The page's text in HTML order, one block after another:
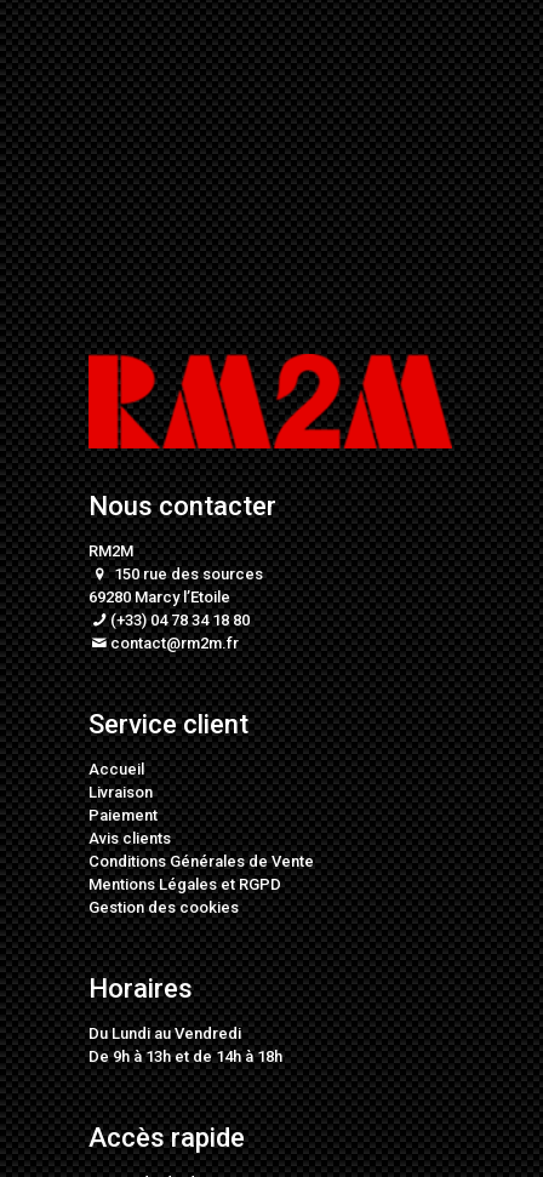
Nous contacter
RM2M
150 rue des sources
69280 Marcy l’Etoile
(+33) 04 78 34 18 80
contact@rm2m.fr
Service client
Accueil
Livraison
Paiement
Avis clients
Conditions Générales de Vente
Mentions LégalesetRGPD
Gestion des cookies
Horaires
Du Lundi au Vendredi
De 9h à 13h et de 14h à 18h
Accès rapide